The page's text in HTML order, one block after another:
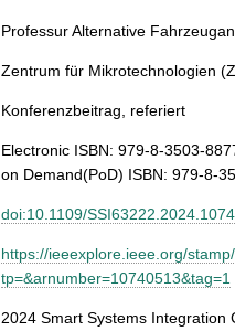
Professur Alternative
Zentrum für Mikrotechnologien
Konferenzbeitrag, referiert
Electronic ISBN: 979-8-3503-
on Demand(PoD) ISBN: 979-8-
doi:10.1109/
https://ieeexplore.ieee.org/
tp=&arnumber=10740513&tag=1
2024 Smart Systems Integration